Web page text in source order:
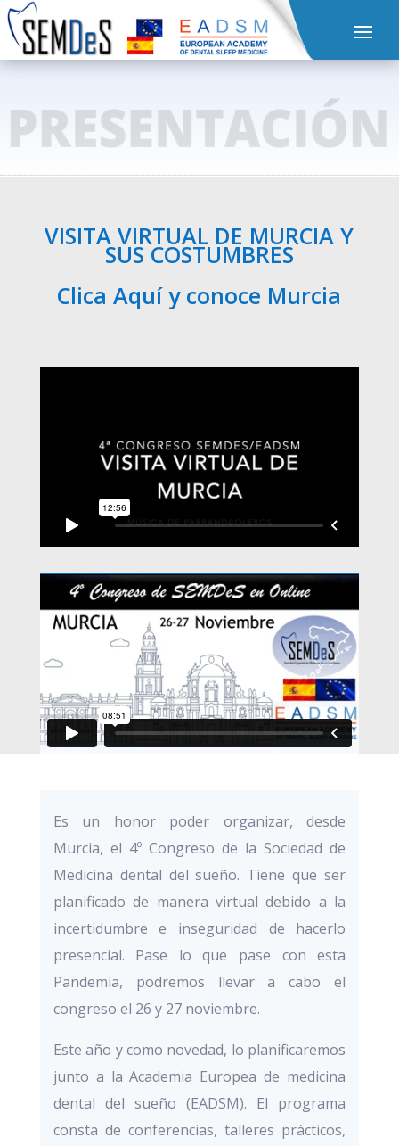
VISITA VIRTUAL DE MURCIA Y
SUS COSTUMBRES
Clica Aquí y conoce Murcia
Es un honor poder organizar, desde
Murcia, el 4º Congreso de la Sociedad de
Medicina dental del sueño. Tiene que ser
planificado de manera virtual debido a la
incertidumbre e inseguridad de hacerlo
presencial. Pase lo que pase con esta
Pandemia, podremos llevar a cabo el
congreso el 26 y 27 noviembre.
Este año y como novedad, lo planificaremos
junto a la Academia Europea de medicina
dental del sueño (EADSM). El programa
consta de conferencias, talleres prácticos,